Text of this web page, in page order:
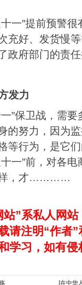
一”提前预警
充好、发货慢
政府部门的责
发力
”保卫战，需
的努力，因为
等行为，是它
一”前，对各
样，才…………
”系私人网
请注明“作者
学习，如有
[在中华